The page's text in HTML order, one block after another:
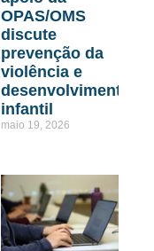
OPAS/OMS
discute
prevenção da
violência e
desenvolvimento
infantil
maio 19, 2026